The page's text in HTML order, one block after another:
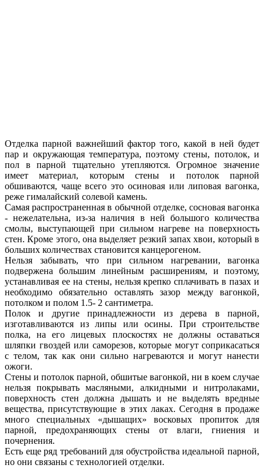
Отделка парной важнейший фактор того, какой в ней будет
пар и окружающая температура, поэтому стены, потолок, и
пол в парной тщательно утепляются. Огромное значение
имеет материал, которым стены и потолок парной
обшиваются, чаще всего это осиновая или липовая вагонка,
реже гималайский солевой камень.
Самая распространенная в обычной отделке, сосновая вагонка
- нежелательна, из-за наличия в ней большого количества
смолы, выступающей при сильном нагреве на поверхность
стен. Кроме этого, она выделяет резкий запах хвои, который в
больших количествах становится канцерогеном.
Нельзя забывать, что при сильном нагревании, вагонка
подвержена большим линейным расширениям, и поэтому,
устанавливая ее на стены, нельзя крепко сплачивать в пазах и
необходимо обязательно оставлять зазор между вагонкой,
потолком и полом 1.5- 2 сантиметра.
Полок и другие принадлежности из дерева в парной,
изготавливаются из липы или осины. При строительстве
полка, на его лицевых плоскостях не должны оставаться
шляпки гвоздей или саморезов, которые могут соприкасаться
с телом, так как они сильно нагреваются и могут нанести
ожоги.
Стены и потолок парной, обшитые вагонкой, ни в коем случае
нельзя покрывать масляными, алкидными и нитролаками,
поверхность стен должна дышать и не выделять вредные
вещества, присутствующие в этих лаках. Сегодня в продаже
много специальных «дышащих» восковых пропиток для
парной, предохраняющих стены от влаги, гниения и
почернения.
Есть еще ряд требований для обустройства идеальной парной,
но они связаны с технологией отделки.